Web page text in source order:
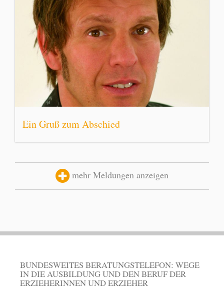
Ein Gruß zum Abschied
mehr Meldungen anzeigen
BUNDESWEITES BERATUNGSTELEFON: WEGE
IN DIE AUSBILDUNG UND DEN BERUF DER
ERZIEHERINNEN UND ERZIEHER